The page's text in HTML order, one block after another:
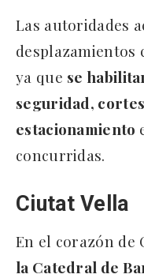
Las autoridades
desplazamientos
ya que se
seguridad,
estacionamiento
concurridas.
Ciutat Vella
En el corazón de
la Catedral de